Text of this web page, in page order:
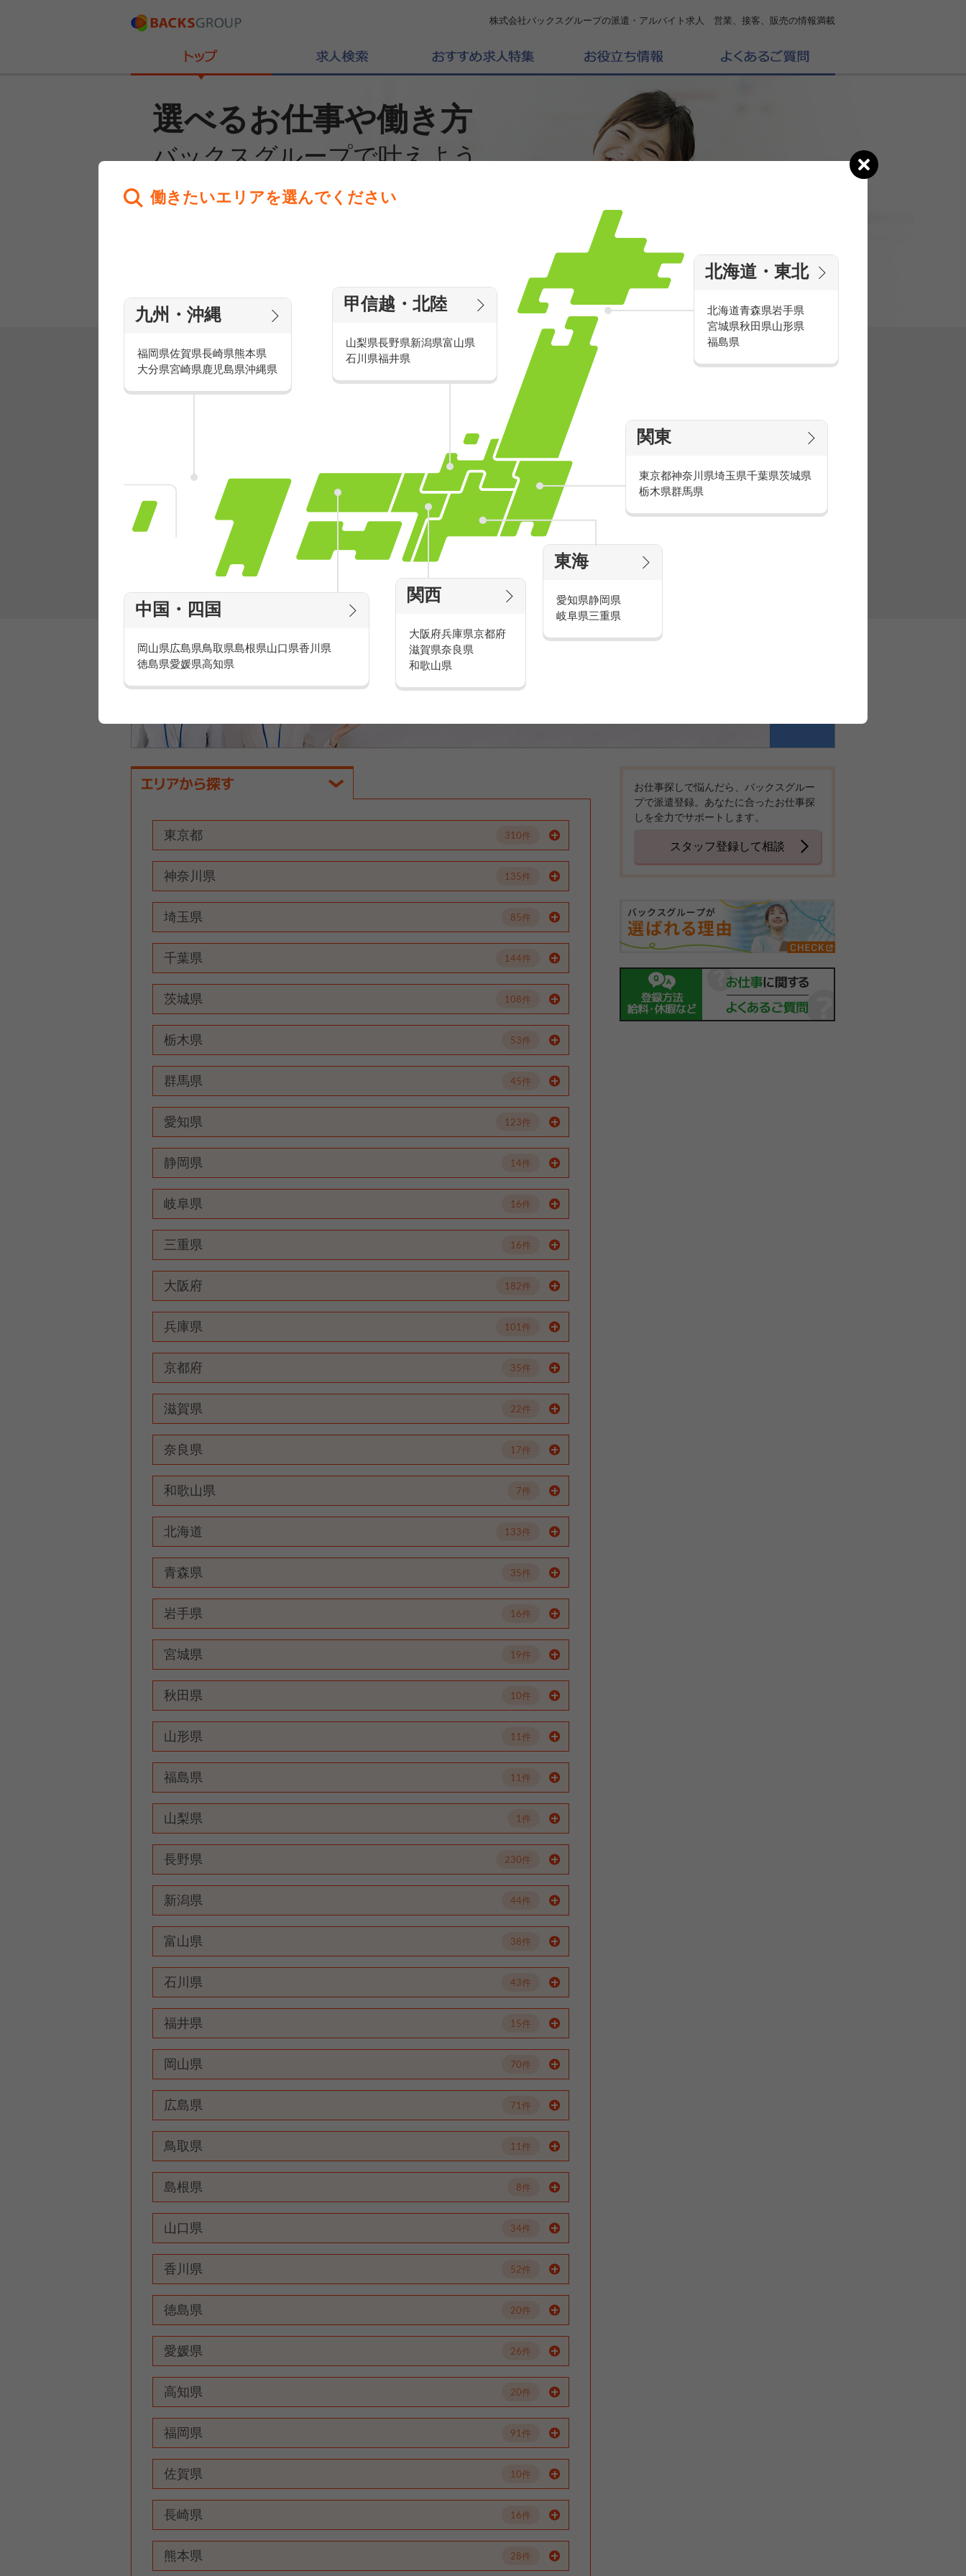
株式会社バックスグループの派遣・アルバイト求人 営業、接客、販売の情報満載
選べるお仕事や働き方
バックスグループで叶えよう
働きたいエリアを選んでください
エリアの
働きたいエリアを選んでください
北海道・東北
北海道青森県岩手県
宮城県秋田県山形県
福島県
関東
東京都神奈川県埼玉県千葉県茨城県
栃木県群馬県
東海
愛知県静岡県
岐阜県三重県
関西
大阪府兵庫県京都府
滋賀県奈良県
和歌山県
中国・四国
岡山県広島県鳥取県島根県山口県香川県
徳島県愛媛県高知県
九州・沖縄
福岡県佐賀県長崎県熊本県
大分県宮崎県鹿児島県沖縄県
甲信越・北陸
山梨県長野県新潟県富山県
石川県福井県
派遣・アルバイトのおすすめ求人特集
有名ブランドで楽しく働こう
人気を誇るブランドで 販売&店舗運営スタッ
フ積極採用中！
家電量販店の派遣・バイト求人
家電量販店で働くメリットをご紹介！
官庁・官公庁のお仕事とは
東京都 310件
神奈川県 135件
埼玉県 85件
千葉県 144件
茨城県 108件
栃木県 53件
群馬県 45件
愛知県 123件
静岡県 14件
岐阜県 16件
三重県 16件
大阪府 182件
兵庫県 101件
京都府 35件
滋賀県 22件
奈良県 17件
和歌山県 7件
北海道 133件
青森県 35件
岩手県 16件
宮城県 19件
秋田県 10件
山形県 11件
福島県 11件
山梨県 1件
長野県 230件
新潟県 44件
富山県 38件
石川県 43件
福井県 15件
岡山県 70件
広島県 71件
鳥取県 11件
島根県 8件
山口県 34件
香川県 52件
徳島県 20件
愛媛県 26件
高知県 20件
福岡県 91件
佐賀県 10件
長崎県 16件
熊本県 28件
お仕事探しで悩んだら、バックスグルー
プで派遣登録。あなたに合ったお仕事探
しを全力でサポートします。
スタッフ登録して相談